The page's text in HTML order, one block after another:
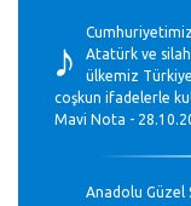
♪
Atatürk ve silah
ülkemiz Türkiye
coşkun ifadelerle
Mavi Nota -
Anadolu Güzel